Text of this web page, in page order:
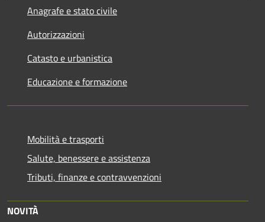
Anagrafe e stato civile
Autorizzazioni
Catasto e urbanistica
Educazione e formazione
Mobilità e trasporti
Salute, benessere e assistenza
Tributi, finanze e contravvenzioni
NOVITÀ